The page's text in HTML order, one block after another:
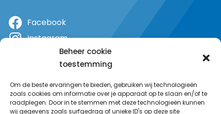
Beheer cookie
toestemming
Om de beste ervaringen te bieden, gebruiken wij technologieën
zoals cookies om informatie over je apparaat op te slaan en/of te
raadplegen. Door in te stemmen met deze technologieën kunnen
wij gegevens zoals surfgedrag of unieke ID's op deze site
Facebook
Instagram
YouTube